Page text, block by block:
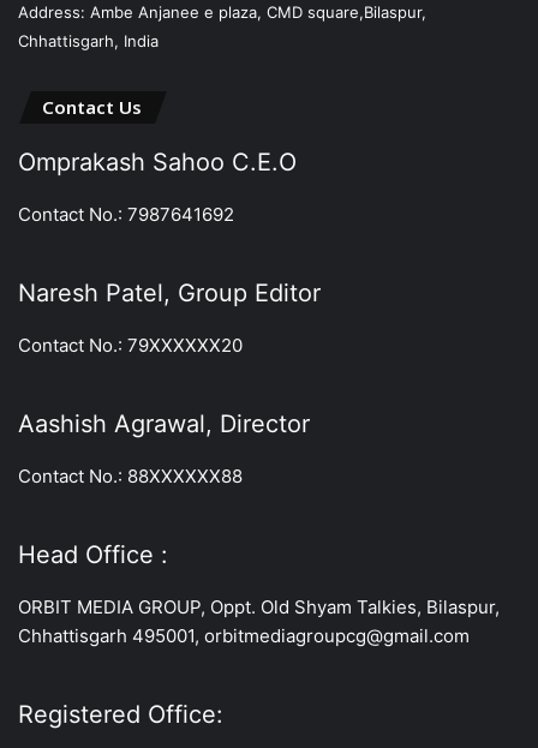
Address: Ambe Anjanee e plaza, CMD square,Bilaspur,
Chhattisgarh, India
Contact Us
Omprakash Sahoo C.E.O
Contact No.: 7987641692
Naresh Patel, Group Editor
Contact No.: 79XXXXXX20
Aashish Agrawal, Director
Contact No.: 88XXXXXX88
Head Office :
ORBIT MEDIA GROUP, Oppt. Old Shyam Talkies, Bilaspur,
Chhattisgarh 495001, orbitmediagroupcg@gmail.com
Registered Office: